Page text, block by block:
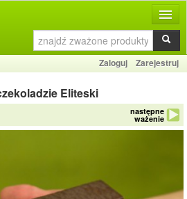
Zaloguj Zarejestruj
Eliteski
następne
ważenie